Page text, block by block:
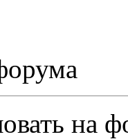
на